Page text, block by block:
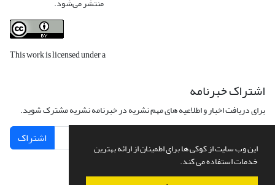
این وب سایت از کوکی ها برای اطمینان از ارائه بهترین
خدمات استفاده می کند.
This work is licensed under a
اشتراک خبرنامه
برای دریافت اخبار و اطلاعیه های مهم نشریه در خبرنامه نشریه مشترک شوید.
اشتراک